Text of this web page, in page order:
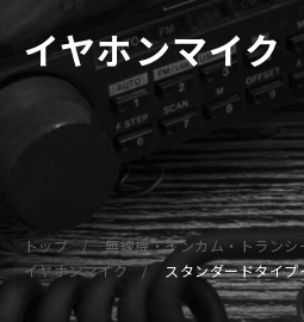
イヤホンマイク
トップ
無線機・インカム・トラン
イヤホンマイク
スタンダードタイ